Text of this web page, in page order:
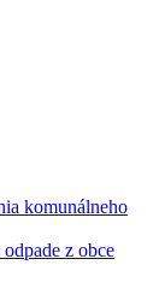
komunálneho
z obce